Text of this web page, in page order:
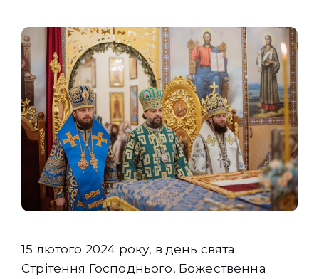
15 лютого 2024 року, в день свята
Стрітення Господнього, Божественна